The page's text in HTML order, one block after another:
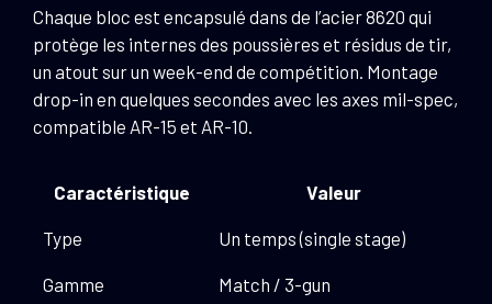
Chaque bloc est encapsulé dans de l’acier 8620 qui
protège les internes des poussières et résidus de tir,
un atout sur un week-end de compétition. Montage
drop-in en quelques secondes avec les axes mil-spec,
compatible AR-15 et AR-10.
Caractéristique Valeur
Type Un temps (single stage)
Gamme Match / 3-gun